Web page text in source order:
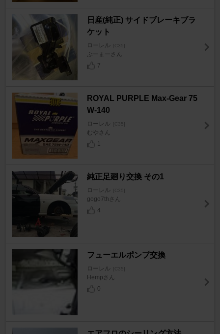
日産(純正) サイドブレーキブラ
ケット
ローレル [C35]
ぶーまーさん
7
ROYAL PURPLE Max-Gear 75
W-140
ローレル [C35]
むやさん
1
純正足廻り交換 その1
ローレル [C35]
gogo7thさん
4
フューエルポンプ交換
ローレル [C35]
Hempさん
0